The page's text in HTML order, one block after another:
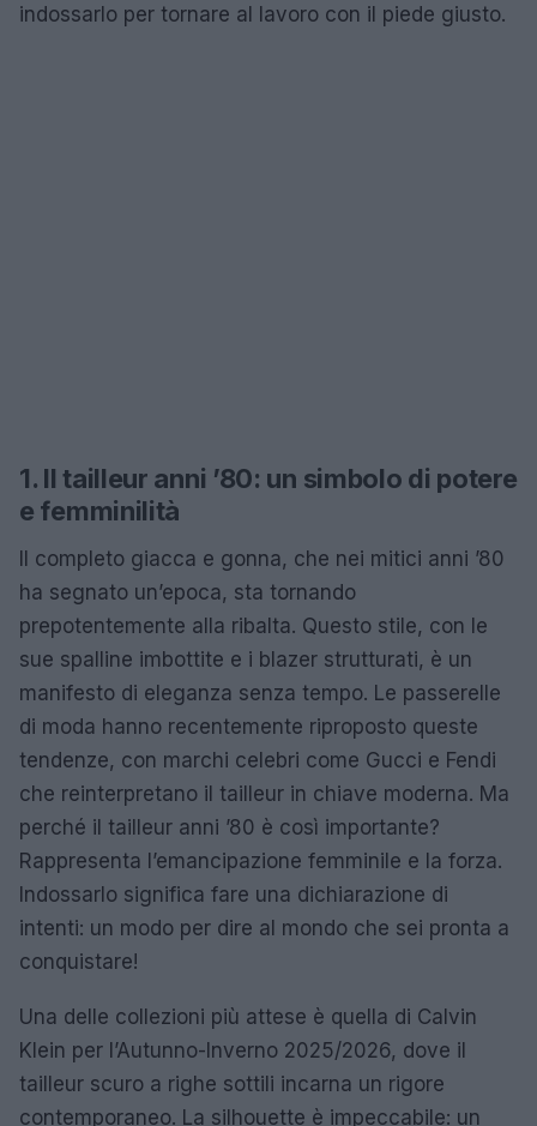
indossarlo per tornare al lavoro con il piede giusto.
1. Il tailleur anni ’80: un simbolo di potere
e femminilità
Il completo giacca e gonna, che nei mitici anni ’80
ha segnato un’epoca, sta tornando
prepotentemente alla ribalta. Questo stile, con le
sue spalline imbottite e i blazer strutturati, è un
manifesto di eleganza senza tempo. Le passerelle
di moda hanno recentemente riproposto queste
tendenze, con marchi celebri come Gucci e Fendi
che reinterpretano il tailleur in chiave moderna. Ma
perché il tailleur anni ’80 è così importante?
Rappresenta l’emancipazione femminile e la forza.
Indossarlo significa fare una dichiarazione di
intenti: un modo per dire al mondo che sei pronta a
conquistare!
Una delle collezioni più attese è quella di Calvin
Klein per l’Autunno-Inverno 2025/2026, dove il
tailleur scuro a righe sottili incarna un rigore
contemporaneo. La silhouette è impeccabile: un